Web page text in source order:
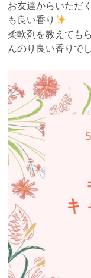
お友達からいただ
も良い香り
柔軟剤を教えても
んのり良い香りで